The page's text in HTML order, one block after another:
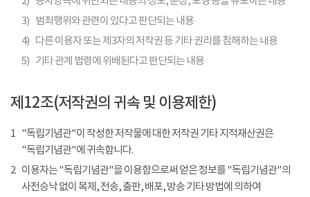
3)
범죄행위와 관련이 있다고 판단되는 내용
4) 다른 이용자 또는 제3자의 저작권 등 기타 권리를 침해하는 내용
5) 기타 관계 법령에 위배된다고 판단되는 내용
제12조(저작권의 귀속 및 이용제한)
1 "독립기념관"이 작성한 저작물에 대한 저작권 기타 지적재산권은
"독립기념관"에 귀속합니다.
2 이용자는 "독립기념관"을 이용함으로써 얻은 정보를 "독립기념관"의
사전승낙 없이 복제, 전송, 출판, 배포, 방송 기타 방법에 의하여